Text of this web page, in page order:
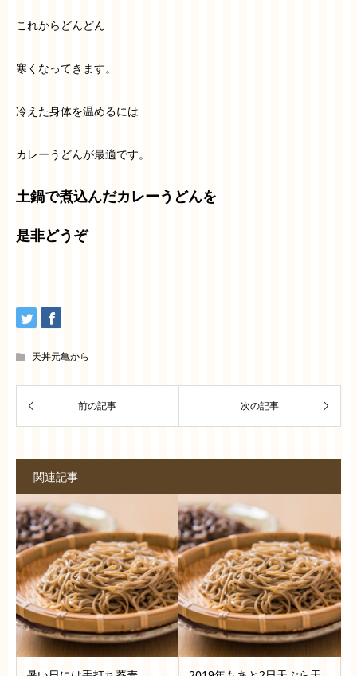
これからどんどん
寒くなってきます。
冷えた身体を温めるには
カレーうどんが最適です。
土鍋で煮込んだカレーうどんを
是非どうぞ
天丼元亀から
関連記事